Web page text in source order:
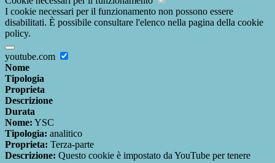
I cookie necessari per il funzionamento non possono essere
disabilitati. È possibile consultare l'elenco nella pagina della cookie
policy.
youtube.com
Nome
Tipologia
Proprieta
Descrizione
Durata
Nome: YSC
Tipologia: analitico
Proprieta: Terza-parte
Descrizione: Questo cookie è impostato da YouTube per tenere